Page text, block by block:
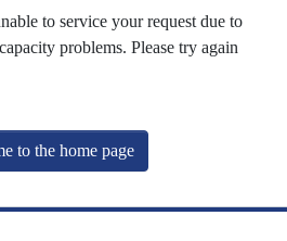
to service your request due to
problems. Please try again
to the home page